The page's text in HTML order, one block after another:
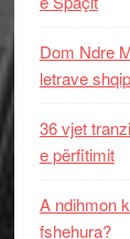
Dom Ndre
letrave
36 vjet
e përfitimit
A ndihmon
fshehura?